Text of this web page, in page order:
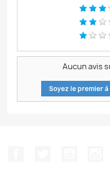
Aucun avis
Soyez le premier